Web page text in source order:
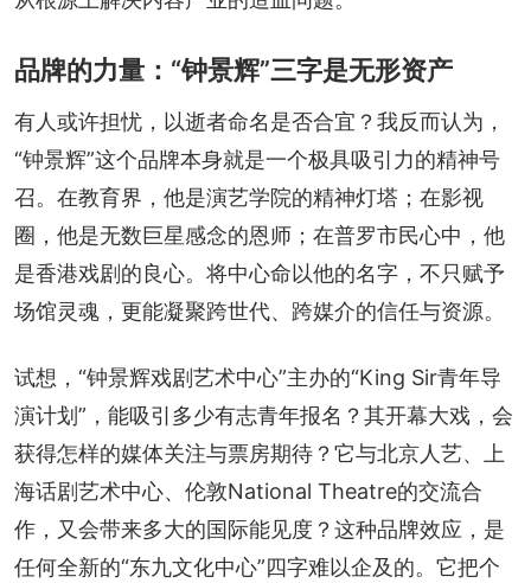
品牌的力量：“钟景辉”三字是无形资产
有人或许担忧，以逝者命名是否合宜？我反而认为，
“钟景辉”这个品牌本身就是一个极具吸引力的精神号
召。在教育界，他是演艺学院的精神灯塔；在影视
圈，他是无数巨星感念的恩师；在普罗市民心中，他
是香港戏剧的良心。将中心命以他的名字，不只赋予
场馆灵魂，更能凝聚跨世代、跨媒介的信任与资源。
试想，“钟景辉戏剧艺术中心”主办的“King Sir青年导
演计划”，能吸引多少有志青年报名？其开幕大戏，会
获得怎样的媒体关注与票房期待？它与北京人艺、上
海话剧艺术中心、伦敦National Theatre的交流合
作，又会带来多大的国际能见度？这种品牌效应，是
任何全新的“东九文化中心”四字难以企及的。它把个